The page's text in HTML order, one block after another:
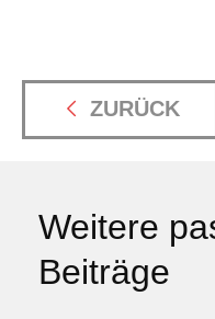
ZURÜCK
Weitere
Beiträge